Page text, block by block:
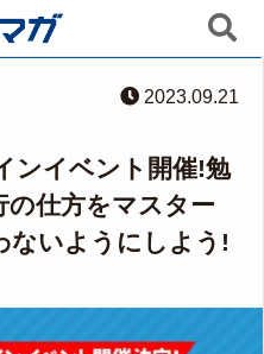
2023.09.21
ンイベント開催!勉
の仕方をマスター
ないようにしよう!